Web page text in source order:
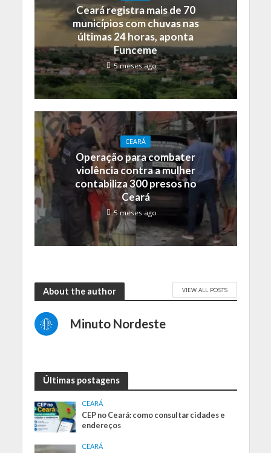
Ceará registra mais de 70
municípios com chuvas nas
últimas 24 horas, aponta
Funceme
5 meses ago
CEARÁ
Operação para combater
violência contra a mulher
contabiliza 300 presos no
Ceará
5 meses ago
About the author VIEW ALL POSTS
Minuto Nordeste
Últimas postagens
CEARÁ
CEP no Ceará: como consultar cidades e
endereços
CEARÁ